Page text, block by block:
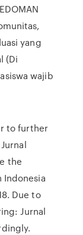
yang
(Di
wajib
to further
the
Due to
Jurnal